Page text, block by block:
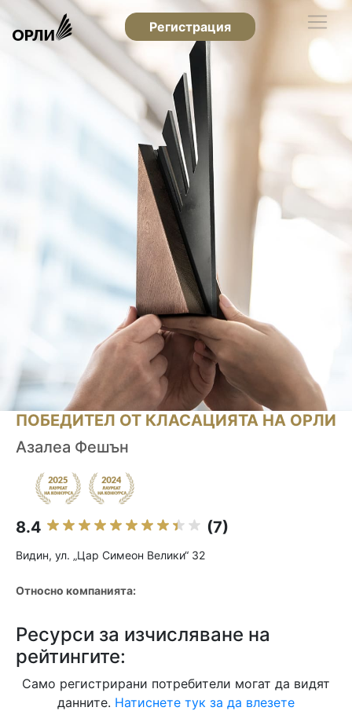
Регистрация
ПОБЕДИТЕЛ ОТ КЛАСАЦИЯТА НА ОРЛИ
Азалеа Фешън
8.4 (7)
Видин, ул. „Цар Симеон Велики“ 32
Относно компанията:
Ресурси за изчисляване на
рейтингите:
Само регистрирани потребители могат да видят
данните. Натиснете тук за да влезете